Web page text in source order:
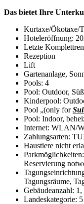
Das bietet Ihre
Kurtaxe/Ökotaxe/
Hoteleröffnung:
Letzte
Rezeption
Lift
Gartenanlage,
Pools: 4
Pool: Outdoor,
Kinderpool:
Pool „(only for
Pool: Indoor,
Internet: WLAN/
Zahlungsarten:
Haustiere nicht
Reservierung
Tagungsräume,
Gebäudeanzahl:
Landeskategorie: